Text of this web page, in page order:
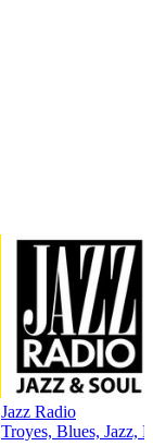
Jazz Radio
Troyes, Blues, Jazz,